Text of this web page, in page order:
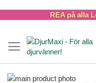
Content
REA på alla
Skip